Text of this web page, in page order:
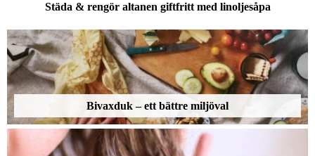
Städa & rengör altanen giftfritt med linoljesåpa
Bivaxduk – ett bättre miljöval